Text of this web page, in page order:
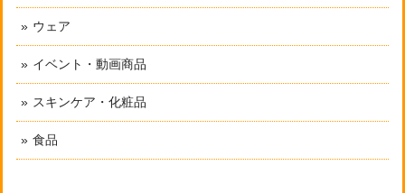
ウェア
イベント・動画商品
スキンケア・化粧品
食品